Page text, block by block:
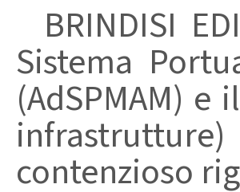
BRINDISI
Sistema
(AdSPMAM)
contenzioso